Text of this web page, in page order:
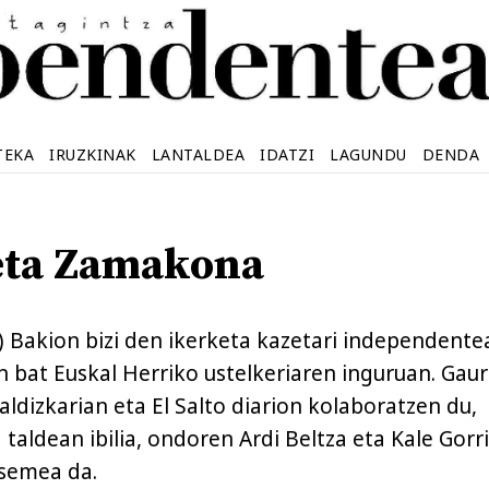
IRUZKINAK LANTALDEA IDATZI LAGUNDU DENDA
Zamakona
Bakion bizi den ikerketa kazetari
Euskal Herriko ustelkeriaren inguruan. Gaur
eta El Salto diarion kolaboratzen du,
ibilia, ondoren Ardi Beltza eta Kale
da.